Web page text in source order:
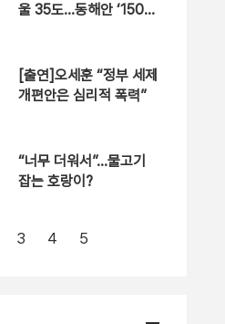
울 35도…동해안 ‘150m
[출연]오세훈 “정부 세제
개편안은 심리적 폭력”
“너무 더워서”…물고기
잡는 호랑이?
3 4 5